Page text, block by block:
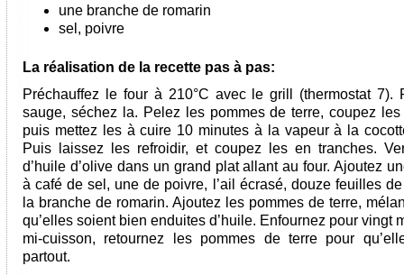
une branche de romarin
sel, poivre
La réalisation de la recette pas à pas:
Préchauffez le four à 210°C avec le grill (thermostat 7).
sauge, séchez la. Pelez les pommes de terre, coupez
puis mettez les à cuire 10 minutes à la vapeur à la
Puis laissez les refroidir, et coupez les en tranches.
d’huile d’olive dans un grand plat allant au four. Ajoutez
à café de sel, une de poivre, l’ail écrasé, douze feuilles
la branche de romarin. Ajoutez les pommes de terre,
qu’elles soient bien enduites d’huile. Enfournez pour vingt
mi-cuisson, retournez les pommes de terre pour
partout.